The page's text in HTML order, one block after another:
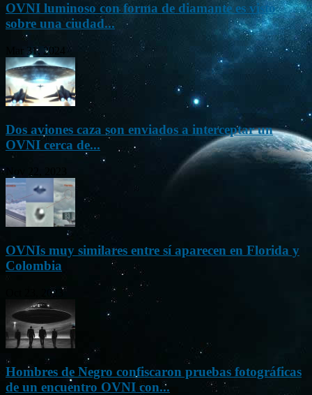
OVNI luminoso con forma de diamante es visto
sobre una ciudad...
Mar 31, 2024
Dos aviones caza son enviados a interceptar un
OVNI cerca de...
OVNIs muy similares entre sí aparecen en Florida y
Colombia
Oct 23, 2023
Hombres de Negro confiscaron pruebas fotográficas
de un encuentro OVNI con...